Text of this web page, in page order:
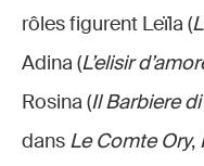
rôles figurent Leïla (
Adina (L’elisir
Rosina (Il Barbiere
dans Le Comte Ory,